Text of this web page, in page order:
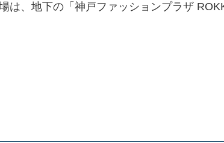
は、地下の「神戸ファッションプラザ